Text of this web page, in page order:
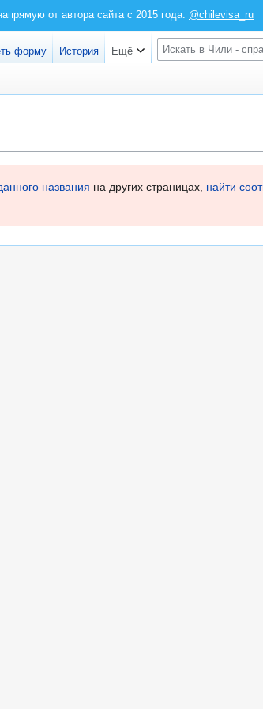
от автора сайта с 2015 года: @chilevisa_ru
названия на других страницах, найти
форму История Ещё
П
о
с